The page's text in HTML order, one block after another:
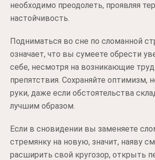
необходимо преодолеть, проявляя
настойчивость.
Подниматься во сне по сломанной
означает, что вы сумеете обрести
себе, несмотря на возникающие
препятствия. Сохраняйте оптимизм,
руки, даже если обстоятельства
лучшим образом.
Если в сновидении вы заменяете
стремянку на новую, значит, наяву
расширить свой кругозор, открыть